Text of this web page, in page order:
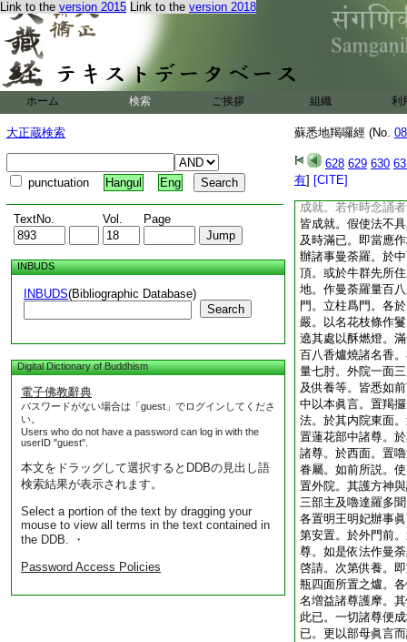
Link to the version 2015 Link to the version 2018
ホーム 検索 ご挨拶 組織 利
大正蔵検索
punctuation Hangul Eng
TextNo. Vol. Page
INBUDS
INBUDS(Bibliographic Database)
Search
Digital Dictionary of Buddhism
電子佛教辭典
パスワードがない場合は「guest」でログインしてくださ
い。
Users who do not have a password can log in with the
userID "guest".
本文をドラッグして選択するとDDBの見出し語
検索結果が表示されます。
Select a portion of the text by dragging your
mouse to view all terms in the text contained in
the DDB. ・
Password Access Policies
蘇悉地羯囉經 (No.
628 629 630
有] [CITE]
者。如法禁住。護
乃至還作成就之法
加精進。又更念誦
猶不成者。當作此
轉讀大般若經。經
施僧伽。或於入海
肘窣覩波數滿一百
念誦。滿一千遍。
知作法決定成就。
前念誦千遍。假使
法自然成就。又一
成就。若作時念誦
皆成就。假使法不
及時滿已。即當應
辦諸事曼荼羅。於
頂。或於牛群先所
地。作曼荼羅量百
門。立柱爲門。各
嚴。以名花枝條作
遶其處以酥燃燈。
百八香爐燒諸名香
量七肘。外院一面
及供養等。皆悉如
中以本眞言。置羯
法。於其内院東面
置蓮花部中諸尊。
諸尊。於西面。置
眷屬。如前所説。
置外院。其護方神
三部主及嚕達羅多
各置明王明妃辦事
第安置。於外門前
尊。如是依法作曼
啓請。次第供養。
瓶四面所置之爐。
名増益諸尊護摩。
此已。一切諸尊便
已。更以部母眞言